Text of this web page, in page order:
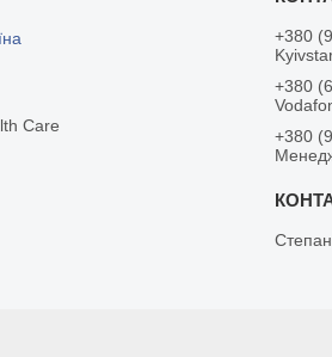
Care
+380
+380
+380
Степан